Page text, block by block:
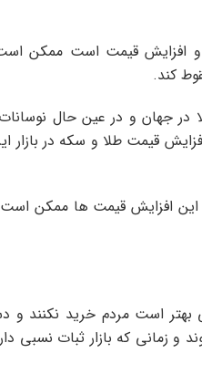
و افزایش قیمت است ممکن
کند.
جهان و در عین حال
قیمت طلا و سکه در بازار
این افزایش قیمت ها ممکن
است مردم خرید نکنند و
و زمانی که بازار ثبات نسبی